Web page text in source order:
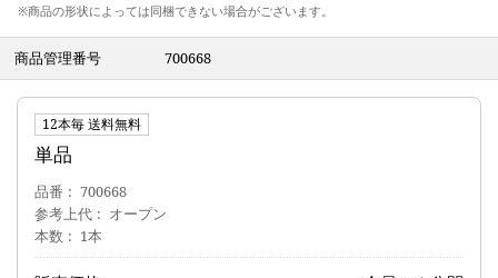
※商品の形状によっては同梱できない場合がございます。
商品管理番号 700668
12本毎 送料無料
単品
品番
700668
参考上代
オープン
本数
1本